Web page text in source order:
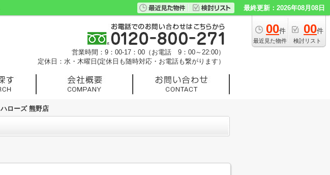
最終更新：2026年08月08日
00件
最近見た物件
00件
検討リスト
営業時間：9：00-17：00（お電話 9：00～22:00）
定休日：水・木曜日(定休日も随時対応・お電話も繋がります）
ハローズ 熊野店